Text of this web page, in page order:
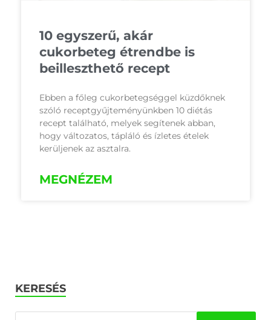
10 egyszerű, akár
cukorbeteg étrendbe is
beilleszthető recept
Ebben a főleg cukorbetegséggel küzdőknek
szóló receptgyűjteményünkben 10 diétás
recept található, melyek segítenek abban,
hogy változatos, tápláló és ízletes ételek
kerüljenek az asztalra.
MEGNÉZEM
KERESÉS